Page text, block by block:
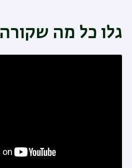
גלו כל מה שקורה